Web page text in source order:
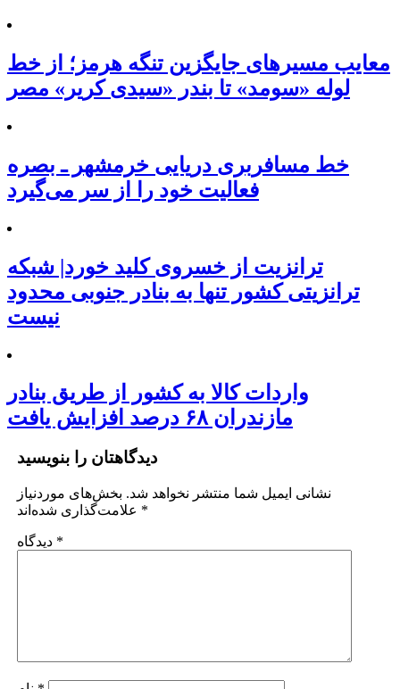
معایب مسیرهای جایگزین تنگه هرمز؛ از خط
لوله «سومد» تا بندر «سیدی کریر» مصر
خط مسافربری دریایی خرمشهر ـ بصره
فعالیت خود را از سر می‌گیرد
ترانزیت از خسروی کلید خورد| شبکه
ترانزیتی کشور تنها به بنادر جنوبی محدود
نیست
واردات کالا به کشور از طریق بنادر
مازندران ۶۸ درصد افزایش یافت
دیدگاهتان را بنویسید
نشانی ایمیل شما منتشر نخواهد شد. بخش‌های موردنیاز
*
دیدگاه *